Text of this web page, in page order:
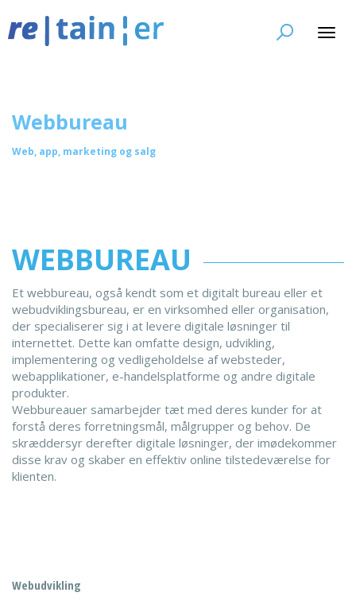
Webbureau
Web, app, marketing og salg
WEBBUREAU
Et webbureau, også kendt som et digitalt bureau eller et
webudviklingsbureau, er en virksomhed eller organisation,
der specialiserer sig i at levere digitale løsninger til
internettet. Dette kan omfatte design, udvikling,
implementering og vedligeholdelse af websteder,
webapplikationer, e-handelsplatforme og andre digitale
produkter.
Webbureauer samarbejder tæt med deres kunder for at
forstå deres forretningsmål, målgrupper og behov. De
skræddersyr derefter digitale løsninger, der imødekommer
disse krav og skaber en effektiv online tilstedeværelse for
klienten.
Webudvikling